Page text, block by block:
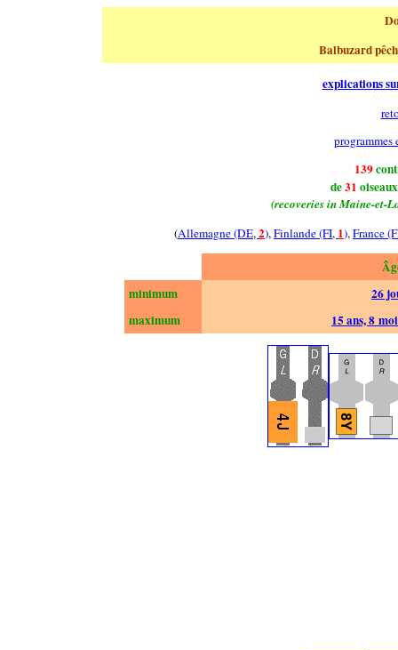
Balbuzard
explications
programmes
139
de31
(recoveries in Maine-et-
(Allemagne (DE,2),Finlande (FI, 1),France
minimum
26
maximum
15 ans, 8